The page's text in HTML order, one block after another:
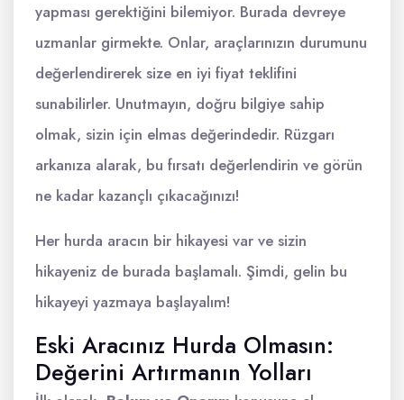
yapması gerektiğini bilemiyor. Burada devreye
uzmanlar girmekte. Onlar, araçlarınızın durumunu
değerlendirerek size en iyi fiyat teklifini
sunabilirler. Unutmayın, doğru bilgiye sahip
olmak, sizin için elmas değerindedir. Rüzgarı
arkanıza alarak, bu fırsatı değerlendirin ve görün
ne kadar kazançlı çıkacağınızı!
Her hurda aracın bir hikayesi var ve sizin
hikayeniz de burada başlamalı. Şimdi, gelin bu
hikayeyi yazmaya başlayalım!
Eski Aracınız Hurda Olmasın:
Değerini Artırmanın Yolları